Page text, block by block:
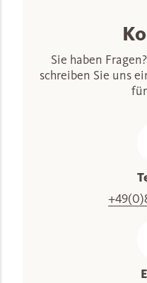
Sie haben
schreiben Sie uns